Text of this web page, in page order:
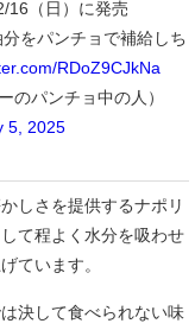
16（日）に発売
をパンチョで補給しち
RDoZ9CJkNa
パンチョ中の人）
5, 2025
しさを提供するナポリ
て程よく水分を吸わせ
ています。
決して食べられない味